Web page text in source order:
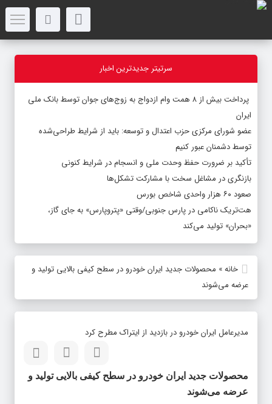
سرتیتر جدیدترین اخبار
پرداخت بیش از ۸ همت وام ازدواج به زوج‌های جوان توسط بانک ملی
ایران
عضو شورای مرکزی حزب اعتدال و توسعه: باید از شرایط طراحی‌شده
توسط دشمنان عبور کنیم
تأکید بر ضرورت حفظ وحدت ملی و انسجام در شرایط کنونی
بازنگری در مشاغل سخت با مشارکت تشکل‌ها
صعود ۶۰ هزار واحدی شاخص بورس
هت‌تریک ناکامی در پارس جنوبی/وقتی «پتروپارس» به جای گاز،
«بحران» تولید می‌کند
خانه» محصولات جدید ایران خودرو در سطح کیفی بالایی تولید و
عرضه می‌شوند
مدیرعامل ایران خودرو در بازدید از ایتراک مطرح کرد
محصولات جدید ایران خودرو در سطح کیفی بالایی تولید و
عرضه می‌شوند